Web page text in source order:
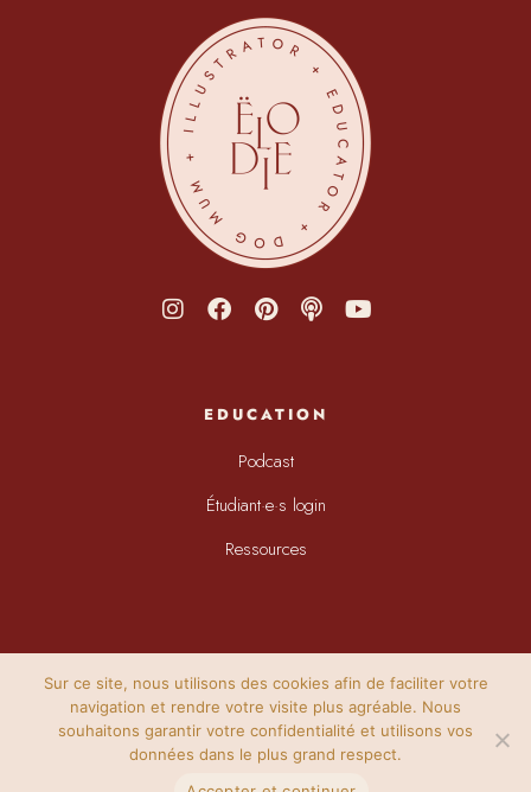
EDUCATION
Podcast
Étudiant·e·s login
Ressources
Sur ce site, nous utilisons des cookies afin de faciliter votre
navigation et rendre votre visite plus agréable. Nous
souhaitons garantir votre confidentialité et utilisons vos
données dans le plus grand respect.